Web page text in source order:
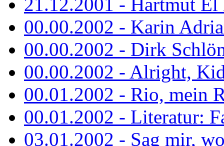
00.00.2002 - Karin
00.00.2002 - Dirk
00.00.2002 - Alright,
00.01.2002 - Rio, mein
00.01.2002 - Literatur:
03.01.2002 - Sag mir,